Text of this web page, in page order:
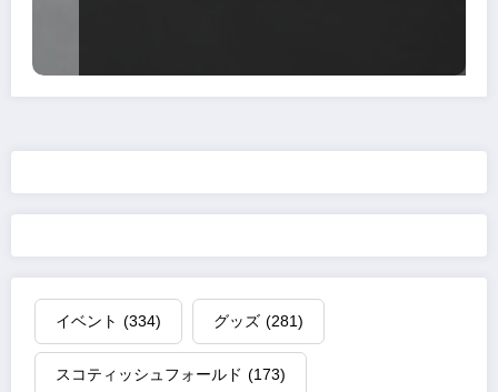
イベント (334) グッズ (281)
スコティッシュフォールド (173)